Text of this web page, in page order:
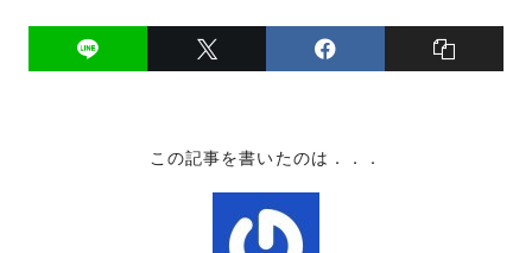
この記事を書いたのは．．．